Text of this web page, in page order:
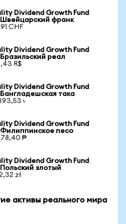
Dividend Growth Fund
Швейцарский франк
CHF
Dividend Growth Fund
реал
R$
Dividend Growth Fund
така
৳
Dividend Growth Fund
песо
₱
Dividend Growth Fund
злотый
zł
активы реального мира